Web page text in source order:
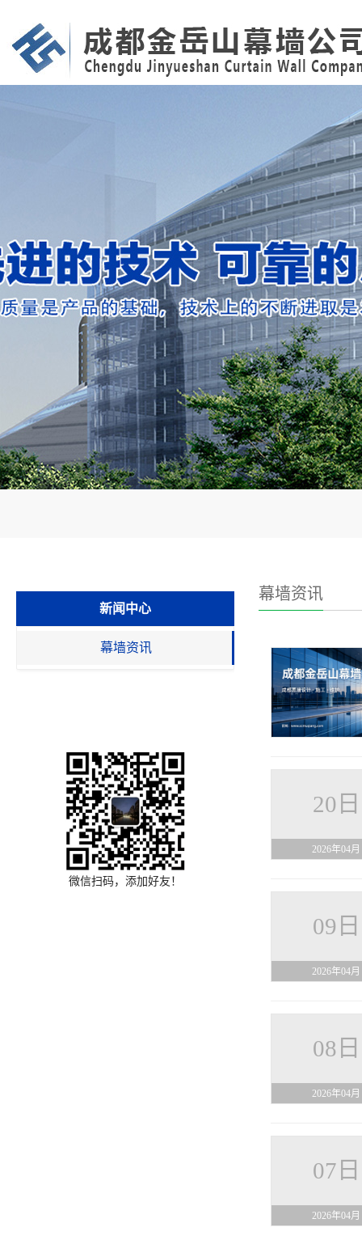
新闻中心
幕墙资讯
微信扫码，添加好友！
幕墙资讯
20日
2026年04月
09日
2026年04月
08日
2026年04月
07日
2026年04月